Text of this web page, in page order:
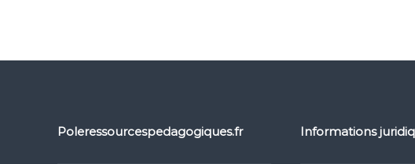
Poleressourcespedagogiques.fr Informations